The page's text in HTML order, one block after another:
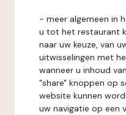
- meer algemeen in
u tot het restaurant
naar uw keuze, van
uitwisselingen met
wanneer u inhoud
"share" knoppen op
website kunnen
uw navigatie op een